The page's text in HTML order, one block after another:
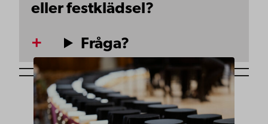
eller festklädsel?
Fråga?
https://www.abo.fi/om-
abo-
akademi/akademiska-